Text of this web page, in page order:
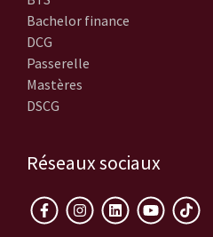
Bachelor finance
DCG
Passerelle
Mastères
DSCG
Réseaux sociaux